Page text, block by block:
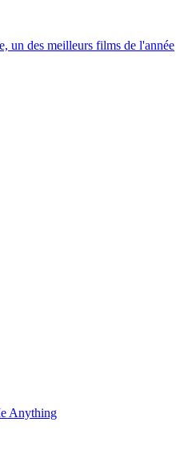
un des meilleurs films de l'année
Anything